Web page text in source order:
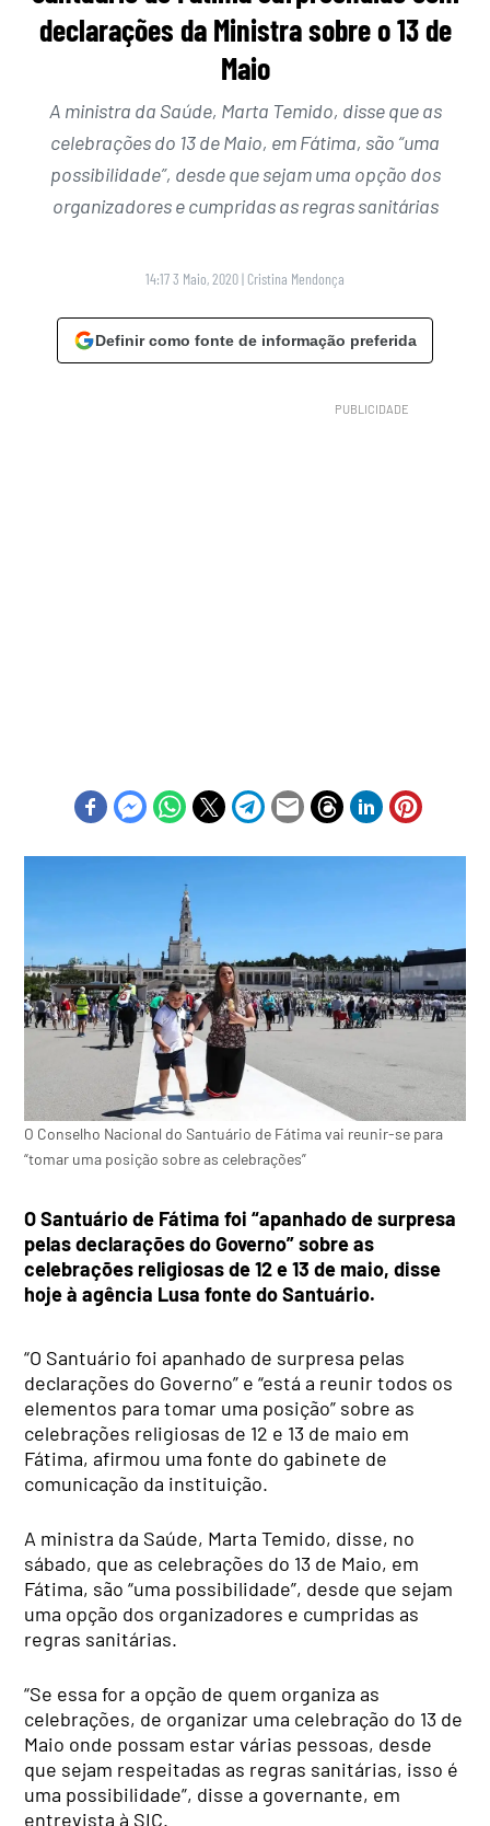
declarações da Ministra sobre o 13 de
Maio
A ministra da Saúde, Marta Temido, disse que as
celebrações do 13 de Maio, em Fátima, são “uma
possibilidade”, desde que sejam uma opção dos
organizadores e cumpridas as regras sanitárias
14:17 3 Maio, 2020| Cristina Mendonça
Definir como fonte de informação preferida
O Conselho Nacional do Santuário de Fátima vai reunir-se para
“tomar uma posição sobre as celebrações”
O Santuário de Fátima foi “apanhado de surpresa
pelas declarações do Governo” sobre as
celebrações religiosas de 12 e 13 de maio, disse
hoje à agência Lusa fonte do Santuário.
“O Santuário foi apanhado de surpresa pelas
declarações do Governo” e “está a reunir todos os
elementos para tomar uma posição” sobre as
celebrações religiosas de 12 e 13 de maio em
Fátima, afirmou uma fonte do gabinete de
comunicação da instituição.
A ministra da Saúde, Marta Temido, disse, no
sábado, que as celebrações do 13 de Maio, em
Fátima, são “uma possibilidade”, desde que sejam
uma opção dos organizadores e cumpridas as
regras sanitárias.
“Se essa for a opção de quem organiza as
celebrações, de organizar uma celebração do 13 de
Maio onde possam estar várias pessoas, desde
que sejam respeitadas as regras sanitárias, isso é
uma possibilidade”, disse a governante, em
entrevista à SIC.